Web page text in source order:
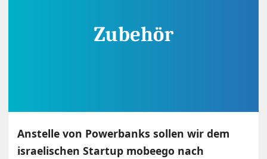
Anstelle von Powerbanks sollen wir dem
israelischen Startup mobeego nach